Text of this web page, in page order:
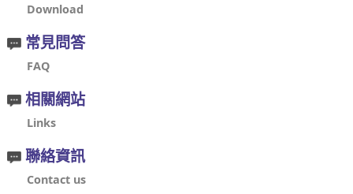
Download
常見問答
FAQ
相關網站
Links
聯絡資訊
Contact us